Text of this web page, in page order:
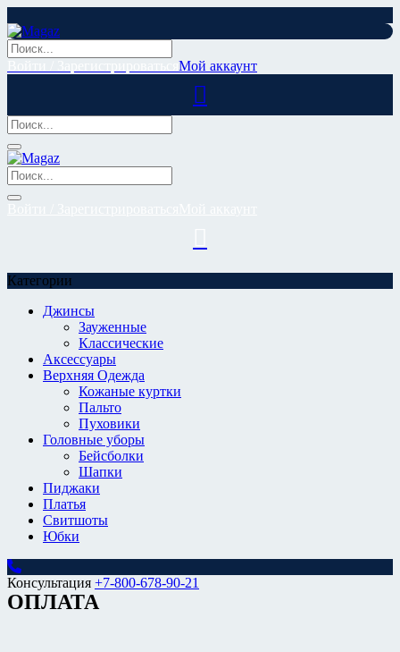
Перейти
к
содержимому
Мой аккаунт
Категории
Джинсы
Зауженные
Классические
Аксессуары
Верхняя Одежда
Кожаные куртки
Пальто
Пуховики
Головные уборы
Бейсболки
Шапки
Пиджаки
Платья
Свитшоты
Юбки
Консультация +7-800-678-90-21
ОПЛАТА